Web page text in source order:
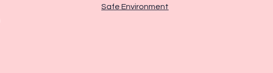
Safe Environment